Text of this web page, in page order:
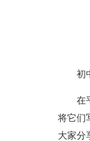
初
在
将它们
大家分